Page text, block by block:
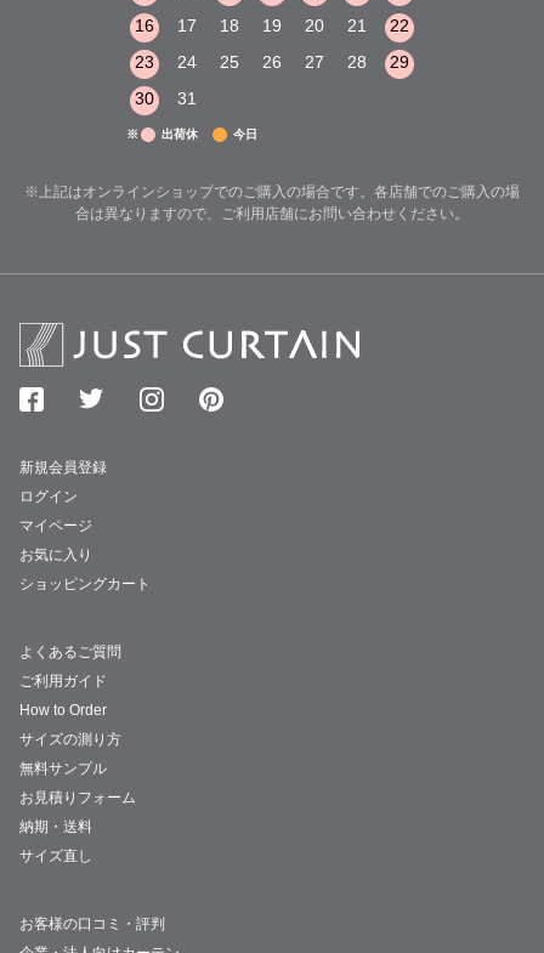
16
17 18 19 20 21
22
23
24 25 26 27 28
29
30
31
※ 出荷休 今日
※上記はオンラインショップでのご購入の場合です。各店舗でのご購入の場
合は異なりますので、ご利用店舗にお問い合わせください。
新規会員登録
ログイン
マイページ
お気に入り
ショッピングカート
よくあるご質問
ご利用ガイド
How to Order
サイズの測り方
無料サンプル
お見積りフォーム
納期・送料
サイズ直し
お客様の口コミ・評判